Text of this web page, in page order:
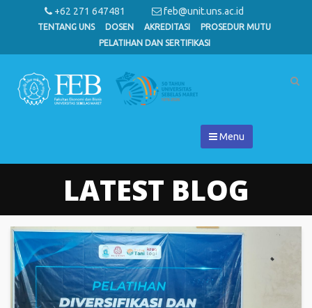
+62 271 647481 feb@unit.uns.ac.id
TENTANG UNS DOSEN AKREDITASI
PROSEDUR MUTU
PELATIHAN DAN SERTIFIKASI
Menu
LATEST BLOG